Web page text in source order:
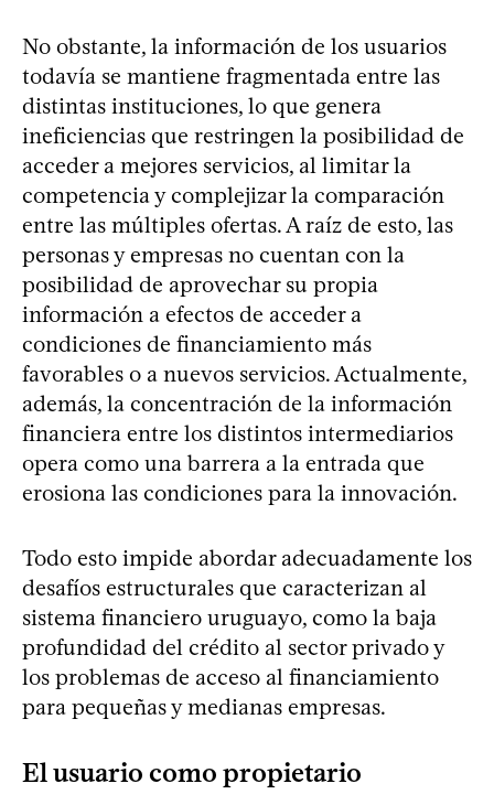
No obstante, la información de los usuarios
todavía se mantiene fragmentada entre las
distintas instituciones, lo que genera
ineficiencias que restringen la posibilidad de
acceder a mejores servicios, al limitar la
competencia y complejizar la comparación
entre las múltiples ofertas. A raíz de esto, las
personas y empresas no cuentan con la
posibilidad de aprovechar su propia
información a efectos de acceder a
condiciones de financiamiento más
favorables o a nuevos servicios. Actualmente,
además, la concentración de la información
financiera entre los distintos intermediarios
opera como una barrera a la entrada que
erosiona las condiciones para la innovación.
Todo esto impide abordar adecuadamente los
desafíos estructurales que caracterizan al
sistema financiero uruguayo, como la baja
profundidad del crédito al sector privado y
los problemas de acceso al financiamiento
para pequeñas y medianas empresas.
El usuario como propietario